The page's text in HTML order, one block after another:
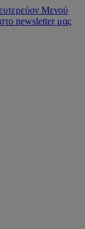
Μενού
newsletter μας